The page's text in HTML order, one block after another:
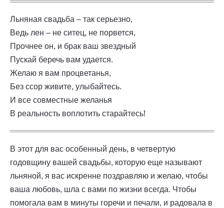
Льняная свадьба – так серьезно,
Ведь лен – не ситец, не порвется,
Прочнее он, и брак ваш звездный
Пускай беречь вам удается.
Желаю я вам процветанья,
Без ссор живите, улыбайтесь.
И все совместные желанья
В реальность воплотить старайтесь!
В этот для вас особенный день, в четвертую
годовщину вашей свадьбы, которую еще называют
льняной, я вас искренне поздравляю и желаю, чтобы
ваша любовь, шла с вами по жизни всегда. Чтобы
помогала вам в минуты горечи и печали, и радовала в